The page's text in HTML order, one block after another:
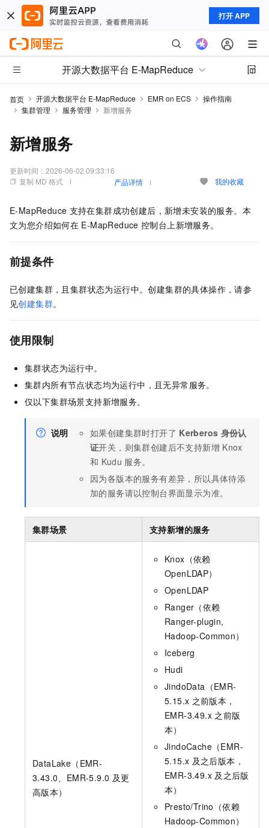
打开 APP
开源大数据平台 E-MapReduce
首页 开源大数据平台 E-MapReduce EMR on ECS
操作指南
集群管理
服务管理 新增服务
新增服务
更新时间： 2026-06-02 09:33:16
复制 MD 格式
产品详情 我的收藏
E-MapReduce 支持在集群成功创建后，新增未安装的服务。本
文为您介绍如何在 E-MapReduce 控制台上新增服务。
前提条件
已创建集群，且集群状态为运行中。创建集群的具体操作，请参
见创建集群。
使用限制
集群状态为运行中。
集群内所有节点状态均为运行中，且无异常服务。
仅以下集群场景支持新增服务。
说明 如果创建集群时打开了 Kerberos 身份认
证开关，则集群创建后不支持新增 Knox
和 Kudu 服务。
因为各版本的服务有差异，所以具体待添
加的服务请以控制台界面显示为准。
集群场景 支持新增的服务
DataLake（EMR-
3.43.0、EMR-5.9.0 及更
高版本）
Knox（依赖
OpenLDAP）
OpenLDAP
Ranger（依赖
Ranger-plugin,
Hadoop-Common）
Iceberg
Hudi
JindoData（EMR-
5.15.x 之前版本，
EMR-3.49.x 之前版
本）
JindoCache（EMR-
5.15.x 及之后版本，
EMR-3.49.x 及之后版
本）
Presto/Trino（依赖
Hadoop-Common）